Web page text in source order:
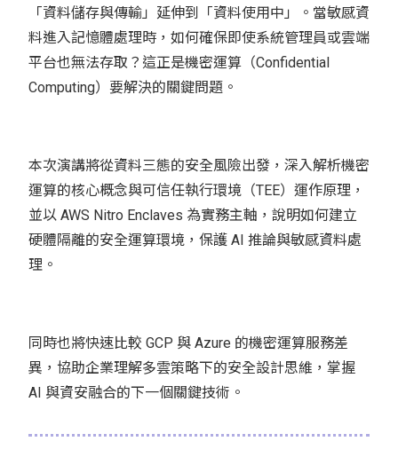
「資料儲存與傳輸」延伸到「資料使用中」。當敏感資
料進入記憶體處理時，如何確保即使系統管理員或雲端
平台也無法存取？這正是機密運算（Confidential
Computing）要解決的關鍵問題。
本次演講將從資料三態的安全風險出發，深入解析機密
運算的核心概念與可信任執行環境（TEE）運作原理，
並以 AWS Nitro Enclaves 為實務主軸，說明如何建立
硬體隔離的安全運算環境，保護 AI 推論與敏感資料處
理。
同時也將快速比較 GCP 與 Azure 的機密運算服務差
異，協助企業理解多雲策略下的安全設計思維，掌握
AI 與資安融合的下一個關鍵技術。